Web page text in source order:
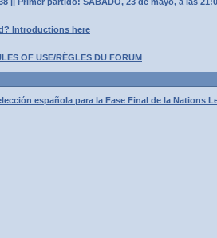
Introductions here
OF USE/RÈGLES DU FORUM
española para la Fase Final de la Nations